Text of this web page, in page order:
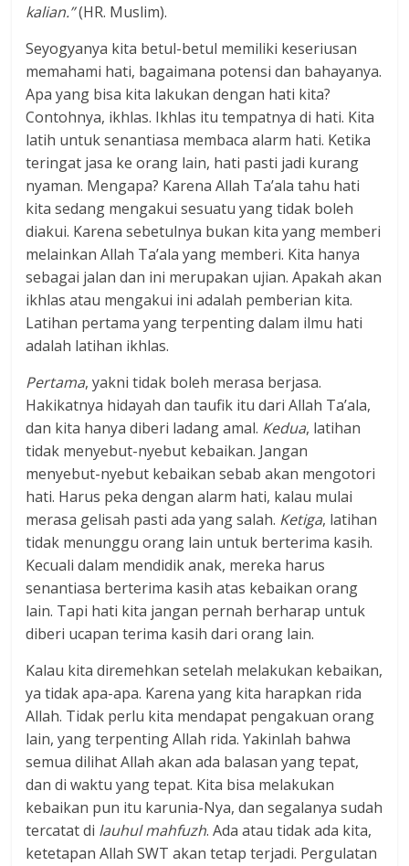
kalian.”(HR. Muslim).
Seyogyanya kita betul-betul memiliki keseriusan
memahami hati, bagaimana potensi dan bahayanya.
Apa yang bisa kita lakukan dengan hati kita?
Contohnya, ikhlas. Ikhlas itu tempatnya di hati. Kita
latih untuk senantiasa membaca alarm hati. Ketika
teringat jasa ke orang lain, hati pasti jadi kurang
nyaman. Mengapa? Karena Allah Ta’ala tahu hati
kita sedang mengakui sesuatu yang tidak boleh
diakui. Karena sebetulnya bukan kita yang memberi
melainkan Allah Ta’ala yang memberi. Kita hanya
sebagai jalan dan ini merupakan ujian. Apakah akan
ikhlas atau mengakui ini adalah pemberian kita.
Latihan pertama yang terpenting dalam ilmu hati
adalah latihan ikhlas.
Pertama, yakni tidak boleh merasa berjasa.
Hakikatnya hidayah dan taufik itu dari Allah Ta’ala,
dan kita hanya diberi ladang amal. Kedua, latihan
tidak menyebut-nyebut kebaikan. Jangan
menyebut-nyebut kebaikan sebab akan mengotori
hati. Harus peka dengan alarm hati, kalau mulai
merasa gelisah pasti ada yang salah. Ketiga, latihan
tidak menunggu orang lain untuk berterima kasih.
Kecuali dalam mendidik anak, mereka harus
senantiasa berterima kasih atas kebaikan orang
lain. Tapi hati kita jangan pernah berharap untuk
diberi ucapan terima kasih dari orang lain.
Kalau kita diremehkan setelah melakukan kebaikan,
ya tidak apa-apa. Karena yang kita harapkan rida
Allah. Tidak perlu kita mendapat pengakuan orang
lain, yang terpenting Allah rida. Yakinlah bahwa
semua dilihat Allah akan ada balasan yang tepat,
dan di waktu yang tepat. Kita bisa melakukan
kebaikan pun itu karunia-Nya, dan segalanya sudah
tercatat di lauhul mahfuzh. Ada atau tidak ada kita,
ketetapan Allah SWT akan tetap terjadi. Pergulatan